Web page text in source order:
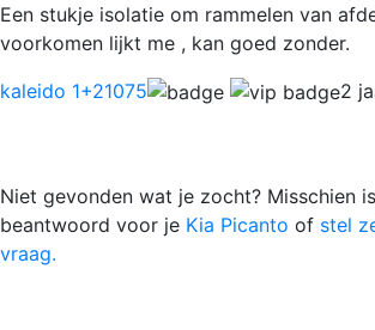
Een stukje isolatie om rammelen van
voorkomen lijkt me , kan goed zonder.
kaleido 1+21075 2
Niet gevonden wat je zocht? Misschien
beantwoord voor je Kia Picanto of stel
vraag.